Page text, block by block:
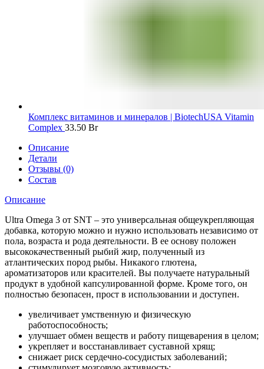
Комплекс витаминов и минералов | BiotechUSA Vitamin
Complex 33.50 Br
Описание
Детали
Отзывы (0)
Состав
Описание
Ultra Omega 3 от SNT – это универсальная общеукрепляющая
добавка, которую можно и нужно использовать независимо от
пола, возраста и рода деятельности. В ее основу положен
высококачественный рыбий жир, полученный из
атлантических пород рыбы. Никакого глютена,
ароматизаторов или красителей. Вы получаете натуральный
продукт в удобной капсулированной форме. Кроме того, он
полностью безопасен, прост в использовании и доступен.
увеличивает умственную и физическую
работоспособность;
улучшает обмен веществ и работу пищеварения в целом;
укрепляет и восстанавливает суставной хрящ;
снижает риск сердечно-сосудистых заболеваний;